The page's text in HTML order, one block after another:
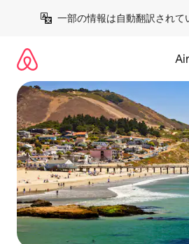
一部の情報は自動翻訳されて